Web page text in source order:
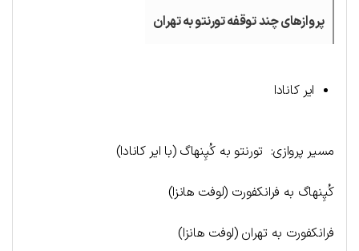
پروازهای چند توقفه تورنتو به تهران
ایر کانادا
مسیر پروازی: تورنتو به کُپِنهاگ (با ایر کانادا)
کُپِنهاگ به فرانکفورت (لوفت هانزا)
فرانکفورت به تهران (لوفت هانزا)